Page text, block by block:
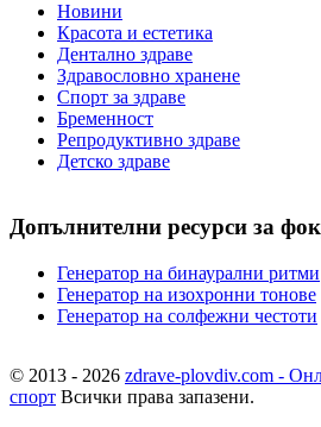
Новини
Красота и естетика
Дентално здраве
Здравословно хранене
Спорт за здраве
Бременност
Репродуктивно здраве
Детско здраве
Допълнителни ресурси за
Генератор на бинаурални ритми
Генератор на изохронни тонове
Генератор на солфежни честоти
© 2013 - 2026 zdrave-plovdiv.com -
спорт Всички права запазени.